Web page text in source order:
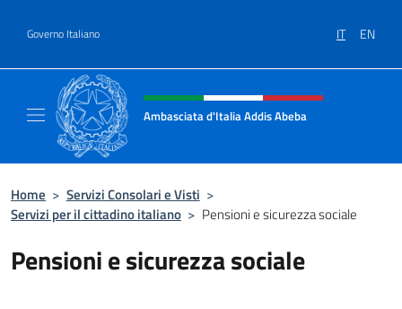
Governo Italiano IT EN
Intestazione sito, social e menù
Ambasciata d'Italia Addis Abeba
Home > Servizi Consolari e Visti >
Servizi per il cittadino italiano > Pensioni e sicurezza sociale
Pensioni e sicurezza sociale